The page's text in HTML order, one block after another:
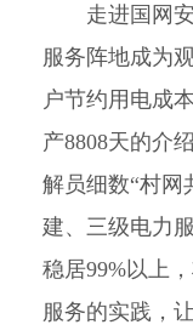
走进国网安
服务阵地成为
户节约用电成
产8808天的介
解员细数“村网
建、三级电力
稳居99%以上
服务的实践，